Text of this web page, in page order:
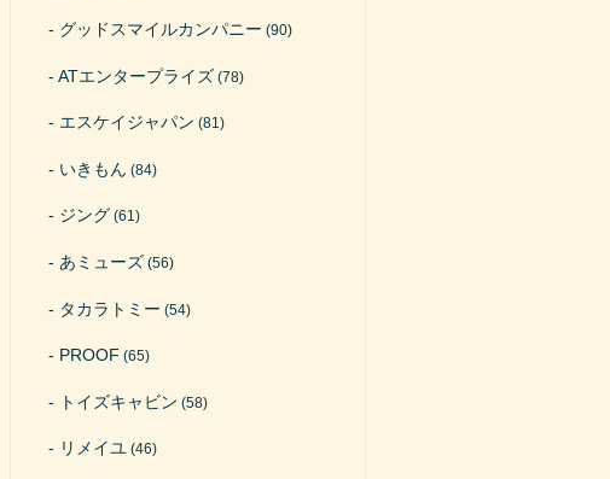
グッドスマイルカンパニー (90)
ATエンタープライズ (78)
エスケイジャパン (81)
いきもん (84)
ジング (61)
あミューズ (56)
タカラトミー (54)
PROOF (65)
トイズキャビン (58)
リメイユ (46)